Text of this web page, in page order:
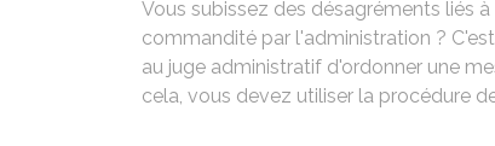
Vous subissez des désagréments liés
commandité par l'administration ?
au juge administratif d'ordonner une
cela, vous devez utiliser la procédure